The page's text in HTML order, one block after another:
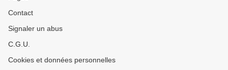
Contact
Signaler un abus
C.G.U.
Cookies et données personnelles